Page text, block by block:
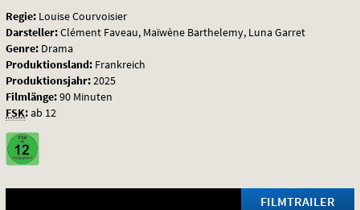
Regie: Louise Courvoisier
Darsteller:Clément Faveau, Maïwène Barthelemy, Luna Garret
Genre: Drama
Produktionsland: Frankreich
Produktionsjahr:2025
Filmlänge:90 Minuten
FSK:ab 12
FILMTRAILER